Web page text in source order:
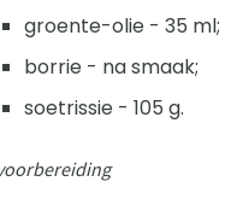
groente-olie - 35 ml;
borrie - na smaak;
soetrissie - 105 g.